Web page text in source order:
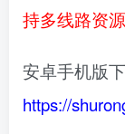
持多线路资
安卓手机版
https://